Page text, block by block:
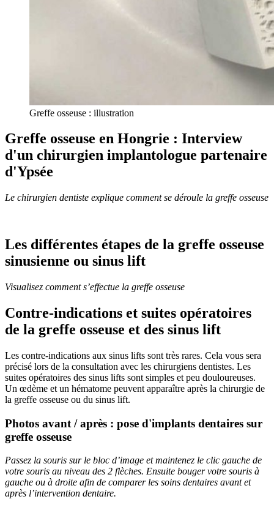
Greffe osseuse : illustration
Greffe osseuse en Hongrie : Interview
d'un chirurgien implantologue partenaire
d'Ypsée
Le chirurgien dentiste explique comment se déroule la greffe osseuse
Les différentes étapes de la greffe osseuse
sinusienne ou sinus lift
Visualisez comment s’effectue la greffe osseuse
Contre-indications et suites opératoires
de la greffe osseuse et des sinus lift
Les contre-indications aux sinus lifts sont très rares. Cela vous sera
précisé lors de la consultation avec les chirurgiens dentistes. Les
suites opératoires des sinus lifts sont simples et peu douloureuses.
Un œdème et un hématome peuvent apparaître après la chirurgie de
la greffe osseuse ou du sinus lift.
Photos avant / après : pose d'implants dentaires sur
greffe osseuse
Passez la souris sur le bloc d’image et maintenez le clic gauche de
votre souris au niveau des 2 flèches. Ensuite bouger votre souris à
gauche ou à droite afin de comparer les soins dentaires avant et
après l’intervention dentaire.